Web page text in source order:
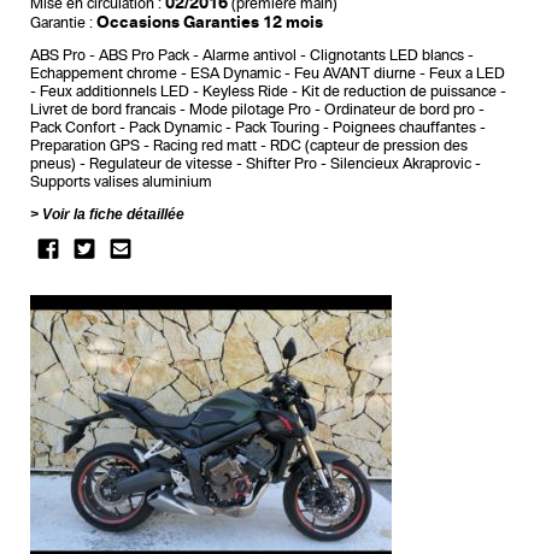
Mise en circulation :
(première main)
Garantie : Occasions Garanties 12 mois
ABS Pro ABS Pro Pack Alarme antivol
Clignotants LED blancs
Echappement chrome
ESA Dynamic Feu AVANT diurne
Feux a LED
Feux additionnels LED
Keyless Ride
Kit de reduction de puissance
Livret de bord francais
Mode pilotage Pro
Ordinateur de bord pro
Pack Confort
Pack Dynamic Pack Touring
Poignees chauffantes
Preparation GPS
Racing red matt
RDC (capteur de pression des
pneus)
Regulateur de vitesse Shifter Pro
Silencieux Akraprovic
Supports valises aluminium
Voir la fiche détaillée